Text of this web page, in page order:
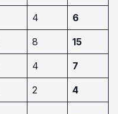
4 6
8 15
4 7
2 4